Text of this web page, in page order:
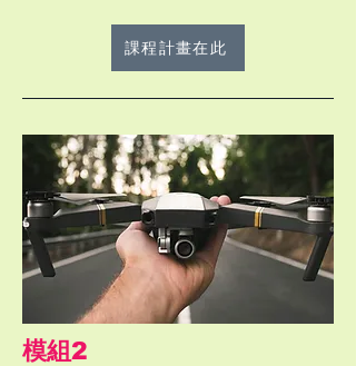
課程計畫在此
​模組2